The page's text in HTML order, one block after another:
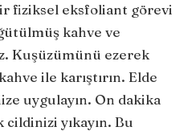
fiziksel eksfoliant görevi
kahve ve
Kuşüzümünü ezerek
ile karıştırın. Elde
uygulayın. On dakika
cildinizi yıkayın. Bu